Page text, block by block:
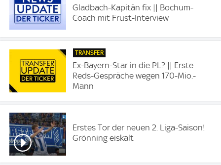
Gladbach-Kapitän fix || Bochum-
Coach mit Frust-Interview
TRANSFER
Ex-Bayern-Star in die PL? || Erste
Reds-Gespräche wegen 170-Mio.-
Mann
Erstes Tor der neuen 2. Liga-Saison!
Grönning eiskalt